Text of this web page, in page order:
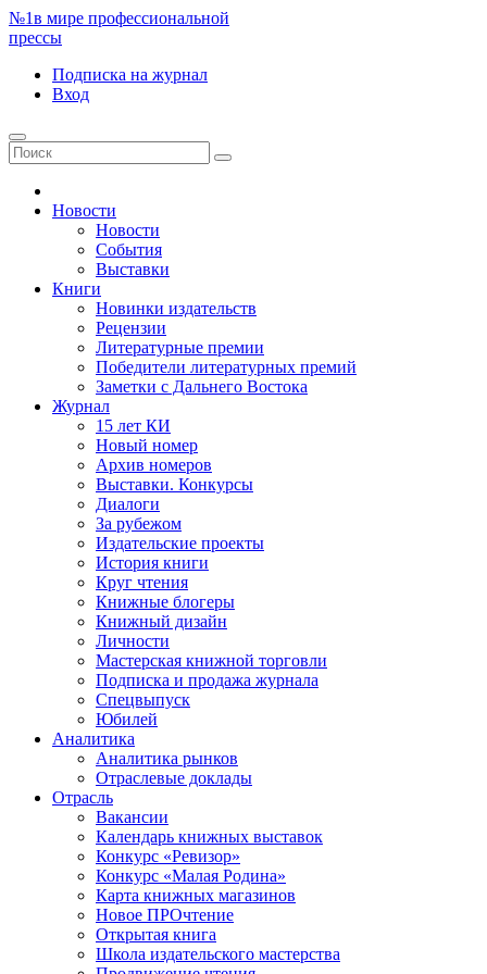
№1в мире профессиональной
прессы
Подписка на журнал
Вход
Новости
Новости
События
Выставки
Книги
Новинки издательств
Рецензии
Литературные премии
Победители литературных премий
Заметки с Дальнего Востока
Журнал
15 лет КИ
Новый номер
Архив номеров
Выставки. Конкурсы
Диалоги
За рубежом
Издательские проекты
История книги
Круг чтения
Книжные блогеры
Книжный дизайн
Личности
Мастерская книжной торговли
Подписка и продажа журнала
Спецвыпуск
Юбилей
Аналитика
Аналитика рынков
Отраслевые доклады
Отрасль
Вакансии
Календарь книжных выставок
Конкурс «Ревизор»
Конкурс «Малая Родина»
Карта книжных магазинов
Новое ПРОчтение
Открытая книга
Школа издательского мастерства